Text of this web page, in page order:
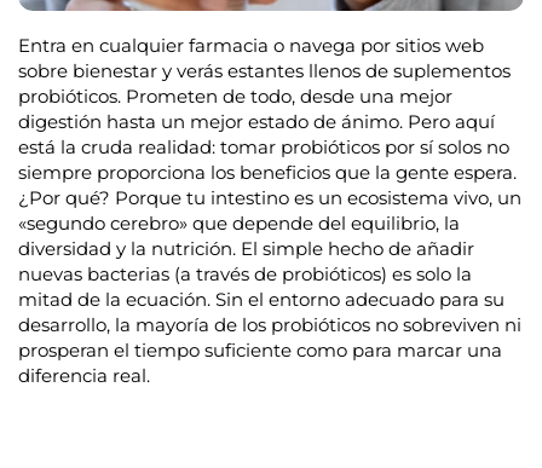
Entra en cualquier farmacia o navega por sitios web
sobre bienestar y verás estantes llenos de suplementos
probióticos. Prometen de todo, desde una mejor
digestión hasta un mejor estado de ánimo. Pero aquí
está la cruda realidad: tomar probióticos por sí solos no
siempre proporciona los beneficios que la gente espera.
¿Por qué? Porque tu intestino es un ecosistema vivo, un
«segundo cerebro» que depende del equilibrio, la
diversidad y la nutrición. El simple hecho de añadir
nuevas bacterias (a través de probióticos) es solo la
mitad de la ecuación. Sin el entorno adecuado para su
desarrollo, la mayoría de los probióticos no sobreviven ni
prosperan el tiempo suficiente como para marcar una
diferencia real.